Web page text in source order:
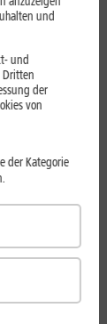
denn
Geräte mit
und
und
Dritten
der
von
der Kategorie